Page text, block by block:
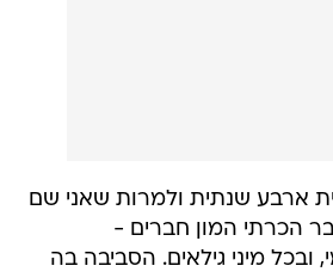
ארבע שנתית ולמרות שאני שם
הכרתי המון חברים -
ובכל מיני גילאים. הסביבה בה